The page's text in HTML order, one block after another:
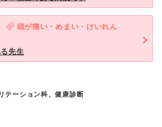
頭が痛い・めまい・けいれん
先生
テーション科、健康診断